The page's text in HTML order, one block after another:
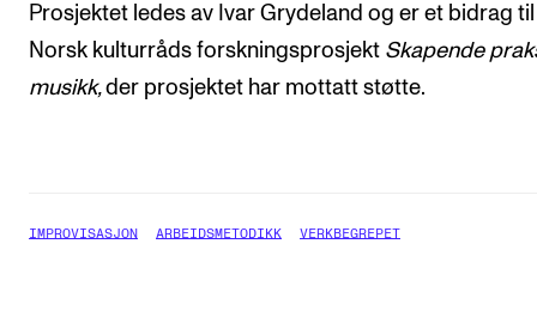
Prosjektet ledes av Ivar Grydeland og er et bidrag til
Norsk kulturråds forskningsprosjekt Skapende
musikk,der prosjektet har mottatt støtte.
IMPROVISASJON ARBEIDSMETODIKK VERKBEGREPET